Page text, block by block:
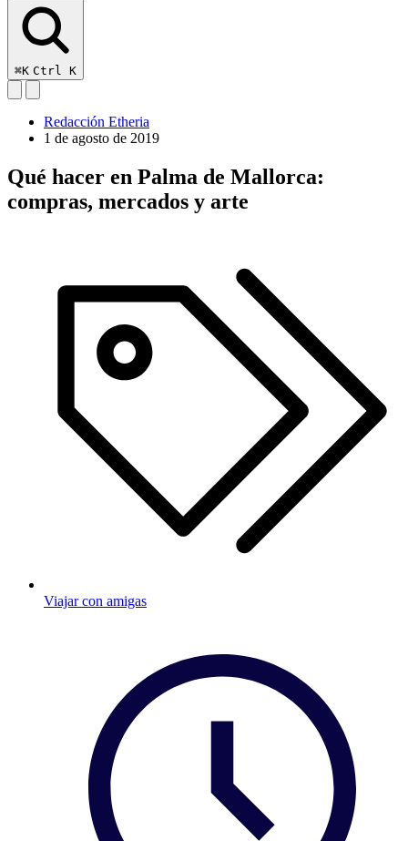
⌘K Ctrl K
Redacción Etheria
1 de agosto de 2019
Qué hacer en Palma de Mallorca:
compras, mercados y arte
Viajar con amigas